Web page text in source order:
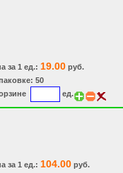
за 1 ед.: 19.00руб.
50
ед.
за 1 ед.: 104.00руб.